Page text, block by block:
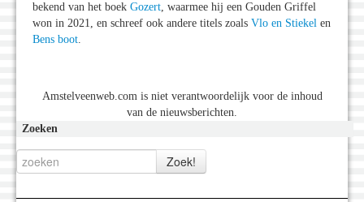
bekend van het boek Gozert, waarmee hij een Gouden Griffel
won in 2021, en schreef ook andere titels zoals Vlo en Stiekel en
Bens boot.
Amstelveenweb.com is niet verantwoordelijk voor de inhoud
van de nieuwsberichten.
Zoeken